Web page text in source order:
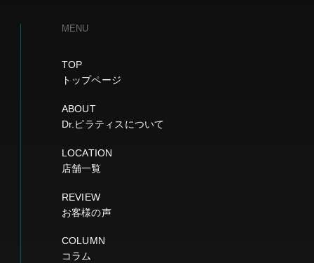
MENU
TOP
トップページ
ABOUT
Dr.ピラティスについて
LOCATION
店舗一覧
REVIEW
お客様の声
COLUMN
コラム